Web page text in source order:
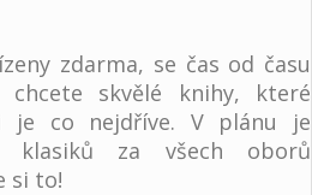
zdarma, se čas od času
skvělé knihy, které
je co nejdříve. V plánu je
klasiků za všech oborů
si to!